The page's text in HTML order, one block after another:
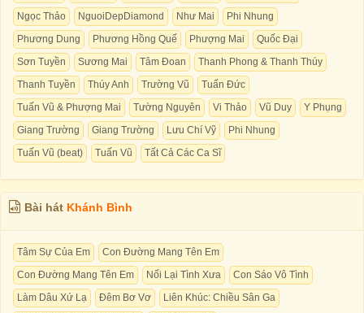
Ngọc Thảo
NguoiDepDiamond Như Mai
Phi Nhung
Phương Dung
Phương Hồng Quế Phượng Mai
Quốc Đại
Sơn Tuyền
Sương Mai Tâm Đoan
Thanh Phong & Thanh Thúy
Thanh Tuyền
Thúy Anh Trường Vũ
Tuấn Đức
Tuấn Vũ & Phượng Mai
Tường Nguyên Vi Thảo Vũ Duy
Y Phụng
Giang Trường
Giang Trường Lưu Chí Vỹ
Phi Nhung
Tuấn Vũ (beat)
Tuấn Vũ Tất Cả Các Ca Sĩ
Bài hát Khánh Bình
Tâm Sự Của Em
Con Đường Mang Tên Em
Con Đường Mang Tên Em
Nối Lại Tình Xưa
Con Sáo Vô Tình
Làm Dâu Xứ Lạ
Đêm Bơ Vơ
Liên Khúc: Chiều Sân Ga